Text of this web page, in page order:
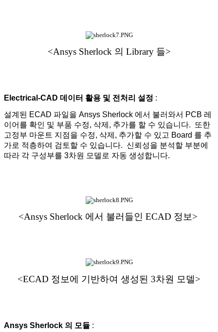
<Ansys Sherlock 의 Library 들>
Electrical-CAD 데이터 활용 및 전처리 설정 :
설계된 ECAD 파일을 Ansys Sherlock 에서 불러와서 PCB 레
이어를 확인 및 부품 수정, 삭제, 추가를 할 수 있습니다. 또한
고정부 마운트 지점을 수정, 삭제, 추가할 수 있고 Board 를 추
가로 적층하여 검토할 수 있습니다. 신뢰성을 분석할 부분에
따라 각 구성부를 3차원 모델로 자동 생성합니다.
<Ansys Sherlock 에서 불러들인 ECAD 정보>
<ECAD 정보에 기반하여 생성된 3차원 모델>
Ansys Sherlock 의 모듈 :